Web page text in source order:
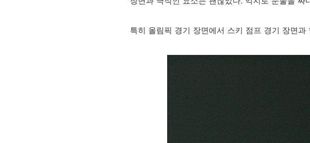
특히 올림픽 경기 장면에서 스키 점프 경기 장면